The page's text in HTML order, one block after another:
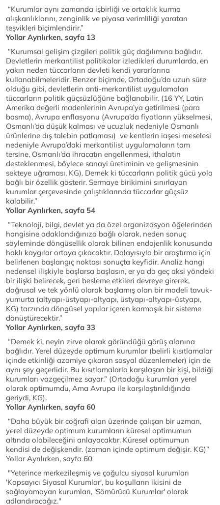
“Kurumlar aynı zamanda işbirliği ve ortaklık kurma
alışkanlıklarını, zenginlik ve piyasa verimliliği yaratan
teşvikleri biçimlendirir.”
Yollar Ayrılırken, sayfa 13
“Kurumsal gelişim çizgileri politik güç dağılımına bağlıdır.
Devletlerin merkantilist politikalar izledikleri durumlarda, en
yakın neden tüccarların devleti kendi yararlarına
kullanabilmeleridir. Benzer biçimde, Ortadoğu’da uzun süre
olduğu gibi, devletlerin anti-merkantilist uygulamaları
tüccarların politik güçsüzlüğüne bağlanabilir. (16 YY, Latin
Amerika değerli madenlerinin Avrupa’ya getirilmesi (para
basma), Avrupa enflasyonu (Avrupa’da fiyatların yükselmesi,
Osmanlı’da düşük kalması ve ucuzluk nedeniyle Osmanlı
ürünlerine dış talebin patlaması) ve kentlerin iaşesi meselesi
nedeniyle Avrupa’daki merkantilist uygulamaların tam
tersine, Osmanlı’da ihracatın engellenmesi, ithalatın
desteklenmesi, böylece sanayi üretiminin ve gelişmesinin
sekteye uğraması, KG). Demek ki tüccarların politik gücü yola
bağlı bir özellik gösterir. Sermaye birikimini sınırlayan
kurumlar çerçevesinde çalıştıklarında tüccarlar güçsüz
kalabilir.”
Yollar Ayrılırken, sayfa 54
“Teknoloji, bilgi, devlet ya da özel organizasyon öğelerinden
hangisine odaklandığınıza bağlı olarak, neden sonuç
söyleminde döngüsellik olarak bilinen endojenlik konusunda
haklı kaygılar ortaya çıkacaktır. Dolayısıyla bir araştırma için
belirlenen başlangıç noktası sonuçta keyfidir. Analiz hangi
nedensel ilişkiyle başlarsa başlasın, er ya da geç aksi yöndeki
bir ilişki belirecek, geri besleme etkileri devreye girerek,
doğrusal ve tek yönlü olarak başlamış olan bir modeli tavuk-
yumurta (altyapı-üstyapı-altyapı, üstyapı-altyapı-üstyapı,
KG) tarzında döngüsel yapılar içeren karmaşık bir sisteme
dönüştürecektir.”
Yollar Ayrılırken, sayfa 33
“Demek ki, neyin zirve olarak göründüğü görüş alanına
bağlıdır. Yerel düzeyde optimum kurumlar (belirli kısıtlamalar
içinde etkinliği azamiye çıkaran sosyal düzenlemeler) için de
aynı şey geçerlidir. Bu kısıtlamalarla karşılaşan bir kişi, bildiği
kurumları vazgeçilmez sayar.” (Ortadoğu kurumları yerel
olarak optimumdu, Ama Avrupa ile karşılaştırıldığında
geriydi, KG).
Yollar Ayrılırken, sayfa 60
“Daha büyük bir coğrafi alan üzerinde çalışan bir uzman,
yerel düzeyde optimum kurumların küresel optimumun
altında olabileceğini anlayacaktır. Küresel optimumun
kendisi de değişkendir. (zaman içinde optimum değişir. KG)”
Yollar Ayrılırken, sayfa 60
"Yeterince merkezileşmiş ve çoğulcu siyasal kurumları
'Kapsayıcı Siyasal Kurumlar', bu koşulların ikisini de
sağlayamayan kurumları, 'Sömürücü Kurumlar' olarak
adlandıracağız."